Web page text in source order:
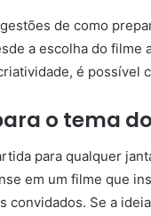
de como
a escolha do filme
é possível
o tema
para qualquer
em um filme que
convidados. Se a